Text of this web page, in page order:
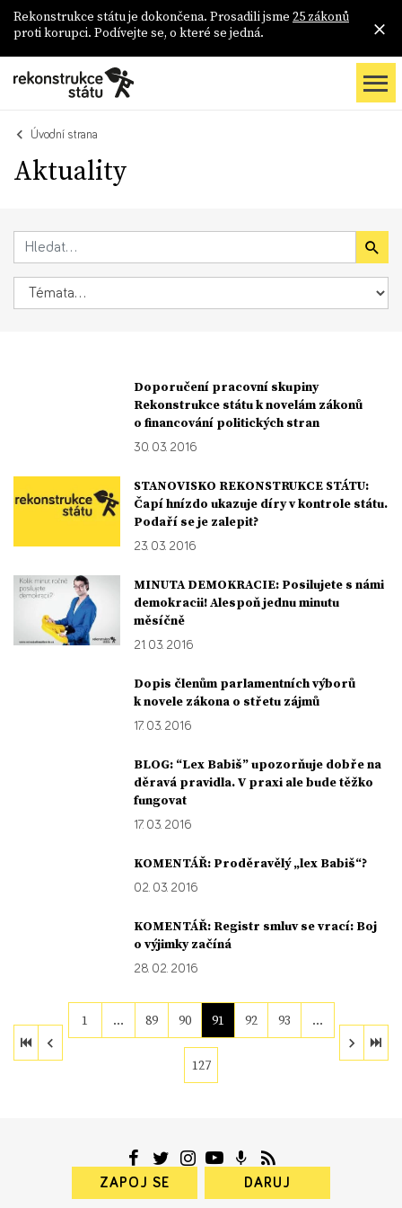
Rekonstrukce státu je dokončena. Prosadili jsme 25 zákonů
proti korupci. Podívejte se, o které se jedná.
Úvodní strana
Aktuality
Doporučení pracovní skupiny
Rekonstrukce státu k novelám zákonů
o financování politických stran
30. 03. 2016
STANOVISKO REKONSTRUKCE STÁTU:
Čapí hnízdo ukazuje díry v kontrole státu.
Podaří se je zalepit?
23. 03. 2016
MINUTA DEMOKRACIE: Posilujete s námi
demokracii! Alespoň jednu minutu
měsíčně
21. 03. 2016
Dopis členům parlamentních výborů
k novele zákona o střetu zájmů
17. 03. 2016
BLOG: “Lex Babiš” upozorňuje dobře na
děravá pravidla. V praxi ale bude těžko
fungovat
17. 03. 2016
KOMENTÁŘ: Proděravělý „lex Babiš“?
02. 03. 2016
KOMENTÁŘ: Registr smluv se vrací: Boj
o výjimky začíná
28. 02. 2016
1 … 89 90 91 92 93 …
127
ZAPOJ SE DARUJ